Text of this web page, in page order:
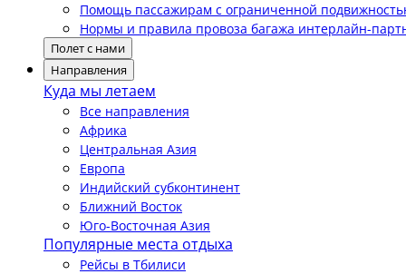
Помощь пассажирам с ограниченной
Нормы и правила провоза багажа интерлайн-
Полет с нами
Направления
Куда мы летаем
Все направления
Африка
Центральная Азия
Европа
Индийский субконтинент
Ближний Восток
Юго-Восточная Азия
Популярные места отдыха
Рейсы в Тбилиси